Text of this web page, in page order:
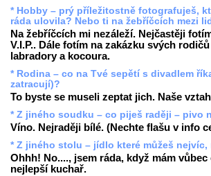
* Hobby – prý příležitostně fotografuješ,
ráda ulovila? Nebo ti na žebříčcích mezi
Na žebříčcích mi nezáleží. Nejčastěji
V.I.P.. Dále fotím na zakázku svých
labradory a kocoura.
* Rodina – co na Tvé sepětí s divadlem
zatracují)?
To byste se museli zeptat jich. Naše
* Z jiného soudku – co piješ raději – pivo
Víno. Nejraději bílé. (Nechte flašu v info
* Z jiného stolu – jídlo které můžeš nejvíc,
Ohhh! No...., jsem ráda, když mám
nejlepší kuchař.